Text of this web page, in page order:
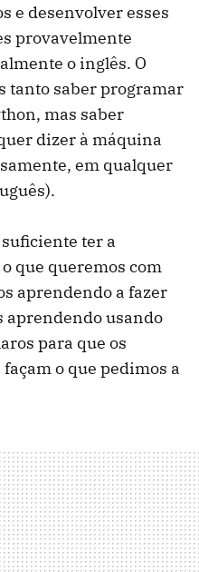
e desenvolver esses
provavelmente
o inglês. O
tanto saber programar
mas saber
dizer à máquina
em qualquer
ter a
que queremos com
aprendendo a fazer
aprendendo usando
para que os
o que pedimos a